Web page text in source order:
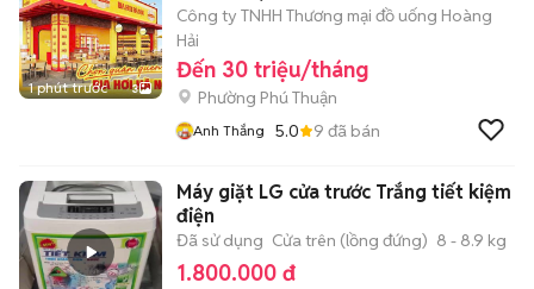
1 phút trước 3
Công ty TNHH Thương mại đồ uống Hoàng
Hải
Đến 30 triệu/tháng
Phường Phú Thuận
Anh Thắng 5.0 9 đã bán
Máy giặt LG cửa trước Trắng tiết kiệm
điện
Đã sử dụng Cửa trên (lồng đứng) 8 - 8.9 kg
1.800.000 đ